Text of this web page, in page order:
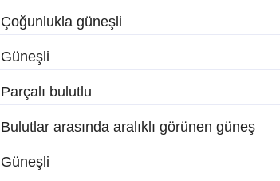
Çoğunlukla güneşli
Güneşli
Parçalı bulutlu
Bulutlar arasında aralıklı görünen güneş
Güneşli